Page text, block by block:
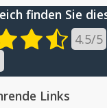
finden Sie
4.5/5
Links